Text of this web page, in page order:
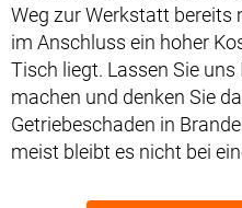
Weg zur Werkstatt bereits
im Anschluss ein hoher
Tisch liegt. Lassen Sie
machen und denken Sie
Getriebeschaden in
meist bleibt es nicht bei